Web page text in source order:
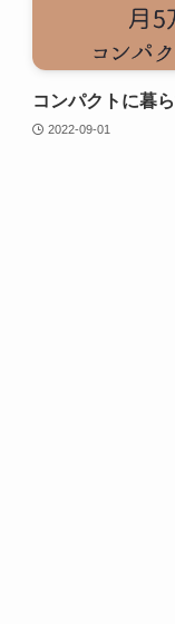
コンパクトに暮
2022-09-01